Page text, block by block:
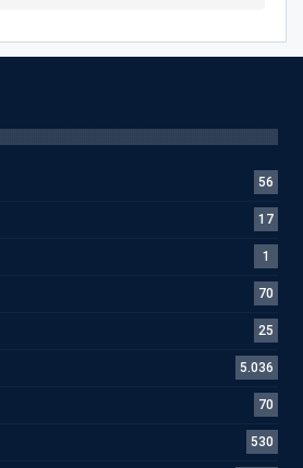
56
17
1
70
25
5.036
70
530